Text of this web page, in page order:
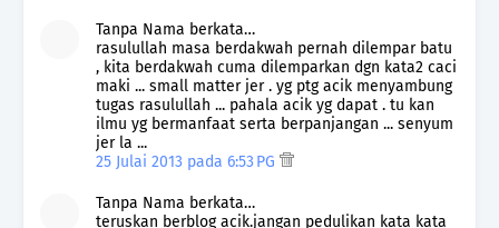
Tanpa Nama berkata…
rasulullah masa berdakwah pernah dilempar batu
, kita berdakwah cuma dilemparkan dgn kata2 caci
maki ... small matter jer . yg ptg acik menyambung
tugas rasulullah ... pahala acik yg dapat . tu kan
ilmu yg bermanfaat serta berpanjangan ... senyum
jer la ...
25 Julai 2013 pada 6:53 PG
Tanpa Nama berkata…
teruskan berblog acik.jangan pedulikan kata kata